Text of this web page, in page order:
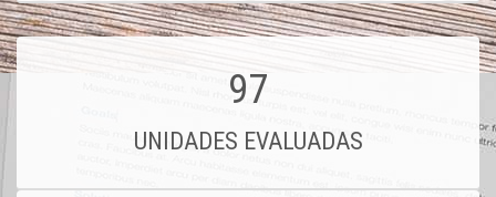
97
UNIDADES EVALUADAS